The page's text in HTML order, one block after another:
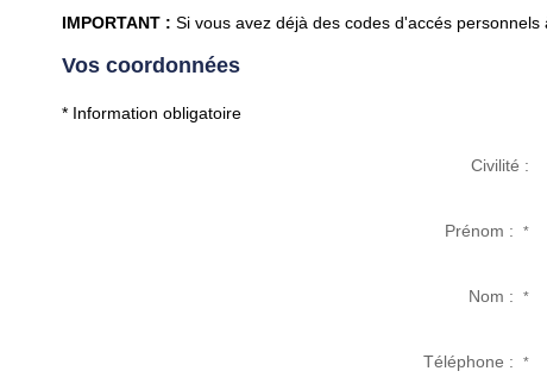
IMPORTANT : Si vous avez déjà des codes d'accés
Vos coordonnées
* Information obligatoire
Civilité :
Prénom :*
Nom :*
Téléphone :*